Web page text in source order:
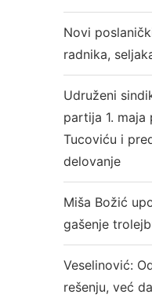
Novi
radnika,
Udruženi
partija 1.
Tucoviću i
delovanje
Miša Božić
gašenje
Veselinović:
rešenju, već